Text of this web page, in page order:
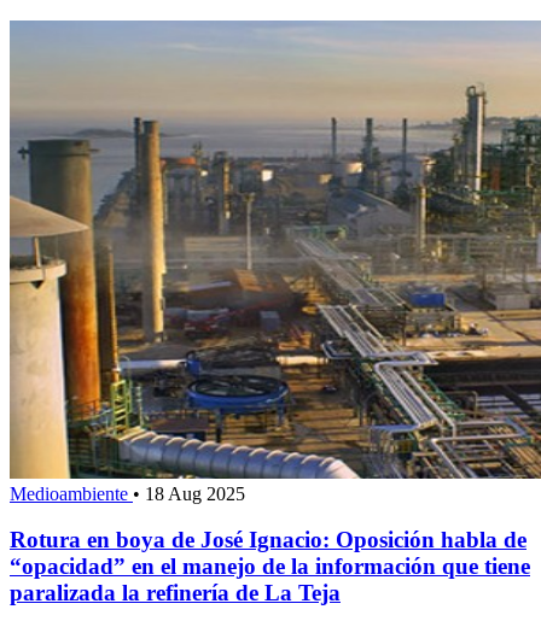
Medioambiente • 18 Aug 2025
Rotura en boya de José Ignacio: Oposición habla de
“opacidad” en el manejo de la información que tiene
paralizada la refinería de La Teja